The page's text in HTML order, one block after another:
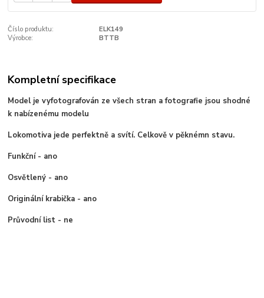
Číslo produktu:
ELK149
Výrobce:
BTTB
Kompletní specifikace
Model je vyfotografován ze všech stran a fotografie jsou shodné
k nabízenému modelu
Lokomotiva jede perfektně a svítí. Celkově v pěknémn stavu.
Funkční - ano
Osvětlený - ano
Originální krabička - ano
Průvodní list - ne